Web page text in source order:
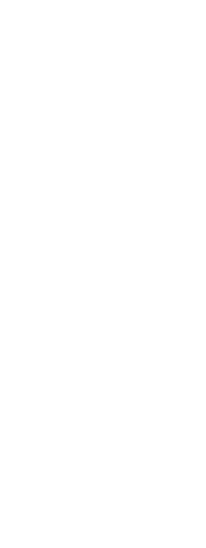
comunicazione crea un
«Marketing e prodotto